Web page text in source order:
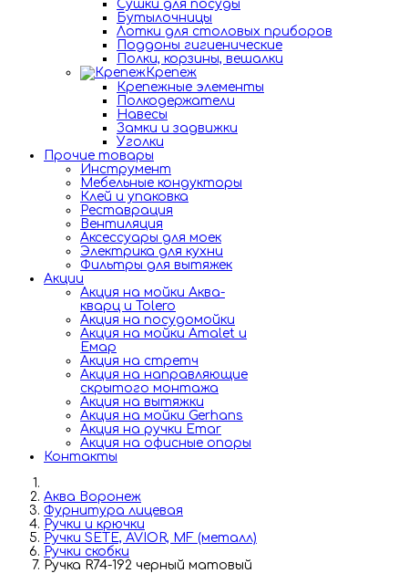
Сушки для посуды
Бутылочницы
Лотки для столовых приборов
Поддоны гигиенические
Полки, корзины, вешалки
Крепеж
Крепежные элементы
Полкодержатели
Навесы
Замки и задвижки
Уголки
Прочие товары
Инструмент
Мебельные кондукторы
Клей и упаковка
Реставрация
Вентиляция
Аксессуары для моек
Электрика для кухни
Фильтры для вытяжек
Акции
Акция на мойки Аква-
кварц и Tolero
Акция на посудомойки
Акция на мойки Amalet и
Емар
Акция на стретч
Акция на направляющие
скрытого монтажа
Акция на вытяжки
Акция на мойки Gerhans
Акция на ручки Emar
Акция на офисные опоры
Контакты
Аква Воронеж
Фурнитура лицевая
Ручки и крючки
Ручки SETE, AVIOR, MF (металл)
Ручки скобки
Ручка R74-192 черный матовый